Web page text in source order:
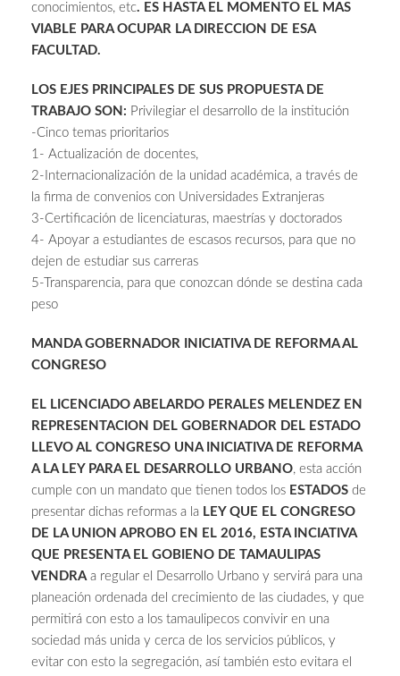
conocimientos, etc. ES HASTA EL MOMENTO EL MAS
VIABLE PARA OCUPAR LA DIRECCION DE ESA
FACULTAD.
LOS EJES PRINCIPALES DE SUS PROPUESTA DE
TRABAJO SON: Privilegiar el desarrollo de la institución
-Cinco temas prioritarios
1- Actualización de docentes,
2-Internacionalización de la unidad académica, a través de
la firma de convenios con Universidades Extranjeras
3-Certificación de licenciaturas, maestrías y doctorados
4- Apoyar a estudiantes de escasos recursos, para que no
dejen de estudiar sus carreras
5-Transparencia, para que conozcan dónde se destina cada
peso
MANDA GOBERNADOR INICIATIVA DE REFORMA AL
CONGRESO
EL LICENCIADO ABELARDO PERALES MELENDEZ EN
REPRESENTACION DEL GOBERNADOR DEL ESTADO
LLEVO AL CONGRESO UNA INICIATIVA DE REFORMA
A LA LEY PARA EL DESARROLLO URBANO, esta acción
cumple con un mandato que tienen todos los ESTADOS de
presentar dichas reformas a la LEY QUE EL CONGRESO
DE LA UNION APROBO EN EL 2016, ESTA INCIATIVA
QUE PRESENTA EL GOBIENO DE TAMAULIPAS
VENDRAa regular el Desarrollo Urbano y servirá para una
planeación ordenada del crecimiento de las ciudades, y que
permitirá con esto a los tamaulipecos convivir en una
sociedad más unida y cerca de los servicios públicos, y
evitar con esto la segregación, así también esto evitara el